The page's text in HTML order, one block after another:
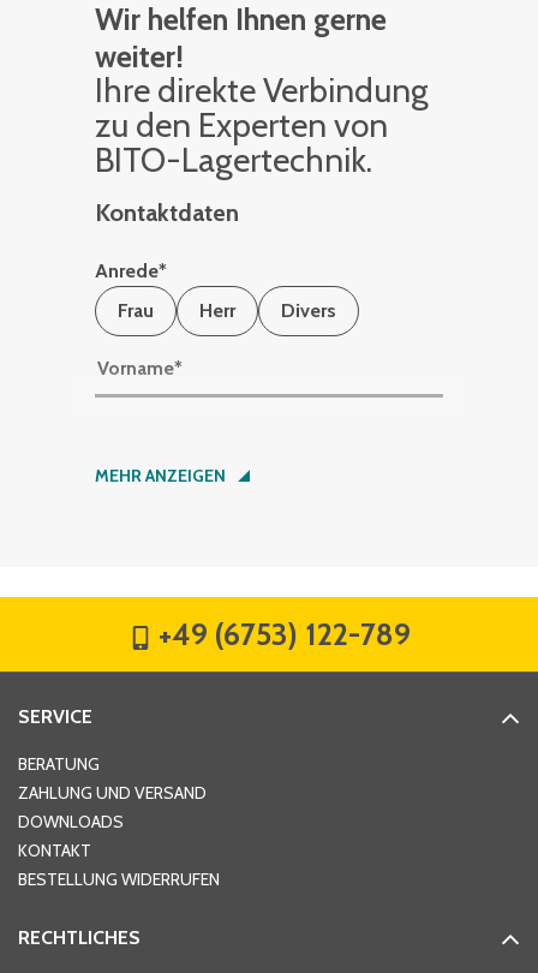
Wir helfen Ihnen gerne
weiter!
Ihre di­rek­te Ver­bin­dung
zu den Ex­per­ten von
BITO-La­ger­tech­nik.
Kontaktdaten
Anrede*
Frau
Herr Divers
Vorname*
Nachname*
Hausnummer
Ort*
MEHR ANZEIGEN
+49 (6753) 122-789
SERVICE
BERATUNG
ZAHLUNG UND VERSAND
DOWNLOADS
KONTAKT
BESTELLUNG WIDERRUFEN
RECHTLICHES